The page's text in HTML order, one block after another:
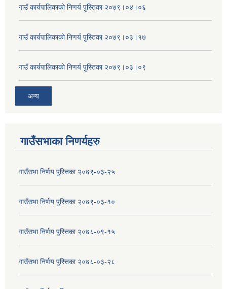
गाउँ कार्यपालिकाको निणर्य पुस्तिका २०७९।०४।०६
गाउँ कार्यपालिकाको निणर्य पुस्तिका २०७९।०३।१७
गाउँ कार्यपालिकाको निणर्य पुस्तिका २०७९।०३।०९
अन्य
गाउँसभाका निणर्यहरु
गाउँसभा निर्णय पुस्तिका २०७९-०३-२५
गाउँसभा निर्णय पुस्तिका २०७९-०३-१०
गाउँसभा निर्णय पुस्तिका २०७८-०९-१५
गाउँसभा निर्णय पुस्तिका २०७८-०३-२८